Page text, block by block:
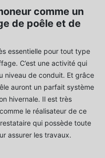
comme un
de poêle et de
essentielle pour tout type
C’est une activité qui
niveau de conduit. Et grâce
auront un parfait système
hivernale. Il est très
le réalisateur de ce
qui possède toute
assurer les travaux.